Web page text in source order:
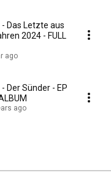
Das Letzte aus
2024 - FULL
ago
Der Sünder - EP
ago